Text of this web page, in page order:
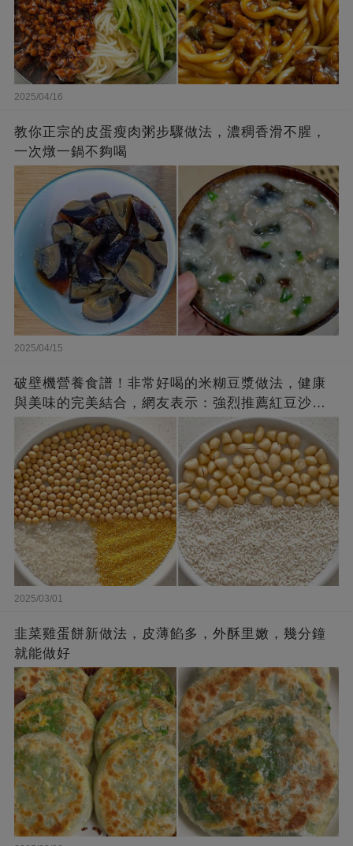
2025/04/16
教你正宗的皮蛋瘦肉粥步驟做法，濃稠香滑不腥，
一次燉一鍋不夠喝
2025/04/15
破壁機營養食譜！非常好喝的米糊豆漿做法，健康
與美味的完美結合，網友表示：強烈推薦紅豆沙牛
2025/03/01
韭菜雞蛋餅新做法，皮薄餡多，外酥里嫩，幾分鐘
就能做好